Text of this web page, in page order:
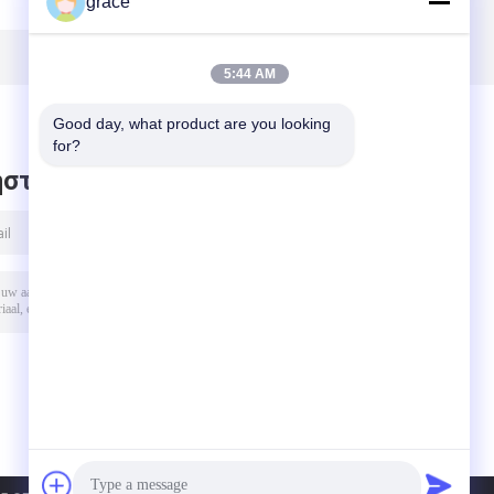
εξαρτήματα
λέιζερ
μήνυμα
5:44 AM
Good day, what product are you looking
for?